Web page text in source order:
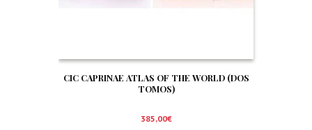
CIC CAPRINAE ATLAS OF THE WORLD (DOS
TOMOS)
385,00€